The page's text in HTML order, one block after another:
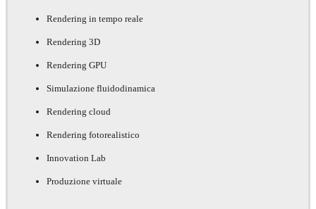
Rendering in tempo reale
Rendering 3D
Rendering GPU
Simulazione fluidodinamica
Rendering cloud
Rendering fotorealistico
Innovation Lab
Produzione virtuale